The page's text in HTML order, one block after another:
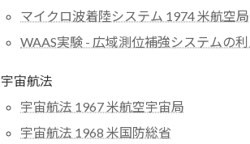
マイクロ波着陸システム 1974 米航空局
WAAS実験 - 広域測位補強システムの
宇宙航法
宇宙航法 1967 米航空宇宙局
宇宙航法 1968 米国防総省